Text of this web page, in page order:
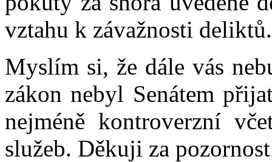
vztahu k závažnosti deliktů.
Myslím si, že dále vás
zákon nebyl Senátem
nejméně kontroverzní
služeb. Děkuji za